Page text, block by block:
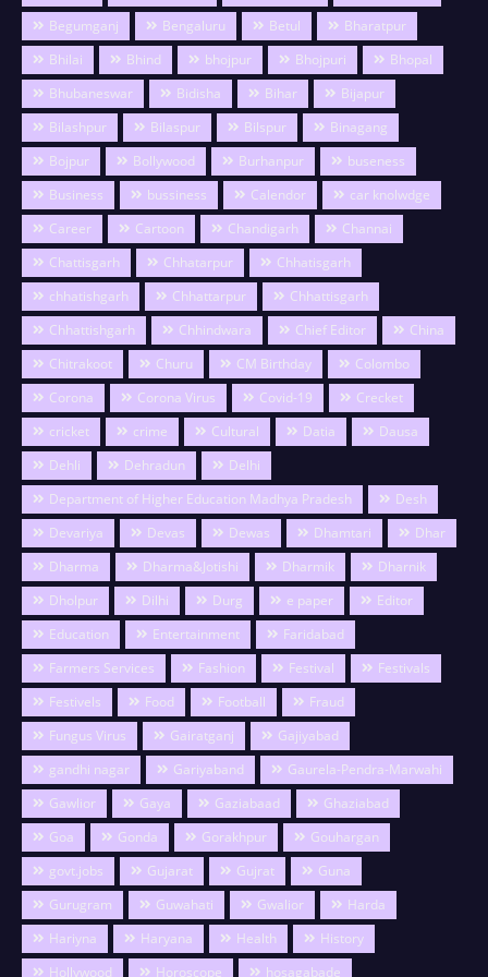
Begumganj
Bengaluru Betul
Bharatpur
Bhilai
Bhind bhojpur Bhojpuri
Bhopal
Bhubaneswar
Bidisha Bihar
Bijapur
Bilashpur
Bilaspur Bilspur
Binagang
Bojpur
Bollywood Burhanpur
buseness
Business
bussiness Calendor
car knolwdge
Career
Cartoon Chandigarh
Channai
Chattisgarh
Chhatarpur
Chhatisgarh
chhatishgarh
Chhattarpur
Chhattisgarh
Chhattishgarh
Chhindwara Chief Editor
China
Chitrakoot
Churu CM Birthday
Colombo
Corona
Corona Virus Covid-19
Crecket
cricket
crime Cultural Datia
Dausa
Dehli
Dehradun
Delhi
Department of Higher Education Madhya Pradesh
Desh
Devariya
Devas Dewas Dhamtari
Dhar
Dharma
Dharma&Jotishi Dharmik
Dharnik
Dholpur
Dilhi Durg e paper
Editor
Education
Entertainment
Faridabad
Farmers Services
Fashion Festival
Festivals
Festivels
Food Football
Fraud
Fungus Virus
Gairatganj
Gajiyabad
gandhi nagar
Gariyaband
Gaurela-Pendra-Marwahi
Gawlior
Gaya Gaziabaad
Ghaziabad
Goa
Gonda Gorakhpur
Gouhargan
govt.jobs
Gujarat Gujrat
Guna
Gurugram
Guwahati Gwalior
Harda
Hariyna
Haryana Health
History
Hollywood
Horoscope hosagabade